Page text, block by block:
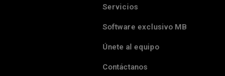
Servicios
Software exclusivo MB
Únete al equipo
Contáctanos